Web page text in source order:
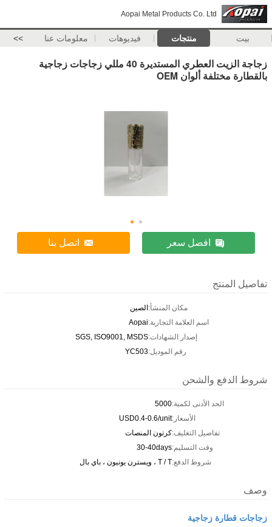
Aopai Metal Products Co. Ltd
بيت منتجات فيديوهات معلومات عنا >>
زجاجة الزيت العطري المستديرة 40 مللي زجاجات زجاجية
بالقطارة مختلفة ألوان OEM
افضل سعر اتصل بنا
تفاصيل المنتج
مكان المنشأ:الصين
اسم العلامة التجارية:Aopai
إصدار الشهادات:SGS, ISO9001, MSDS
رقم الموديل:YC503
شروط الدفع والشحن
الحد الأدنى لكمية:5000
الأسعار:USD0.4-0.6/unit
تفاصيل التغليف:كرتون المنصات
وقت التسليم:30-40days
شروط الدفع:T / T ، ويسترن يونيون ، باي بال
وصف
زجاجات قطارة زجاجية